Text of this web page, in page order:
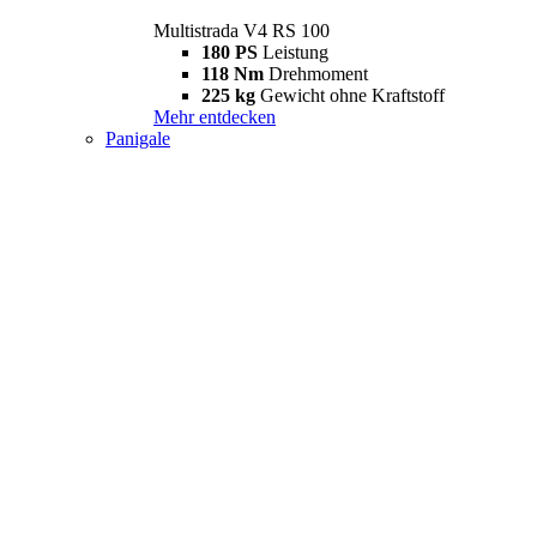
Multistrada V4 RS 100
180 PS Leistung
118 Nm Drehmoment
225 kg Gewicht ohne Kraftstoff
Mehr entdecken
Panigale